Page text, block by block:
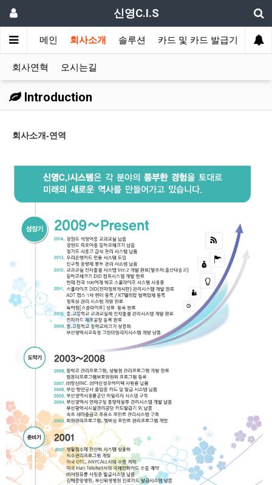
신영C.I.S
메인 회사소개 솔루션 카드 및 카드 발급기 신
회사연혁 오시는길
Introduction
회사소개-연역